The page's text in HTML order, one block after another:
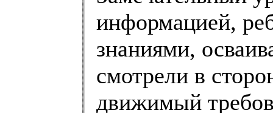
информацией,
знаниями,
смотрели в
движимый